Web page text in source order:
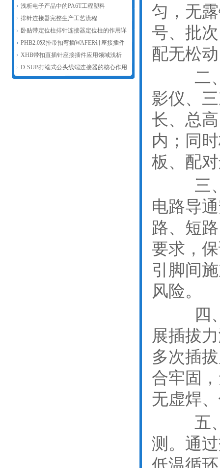
新赋能汽车连接器产业发展
浅析电子产品中的PA6T工程塑料
排针连接器完整生产工艺流程
卧贴带定位柱排针连接器定位柱的作用详
解
PHB2.0双排带扣弯插WAFER针座接插件
主要作用浅析
XHB带扣直插针座接插件应用领域浅析
D-SUB打端式公头线端连接器的核心作用
匀，无
号、批
配无松
二、
影仪、
长、总
内；同
板、配
三、
电路导
路、短
要求，
引脚间
风险。
四、
展插拔
多次插
合牢固
无虚焊
五、
测。通